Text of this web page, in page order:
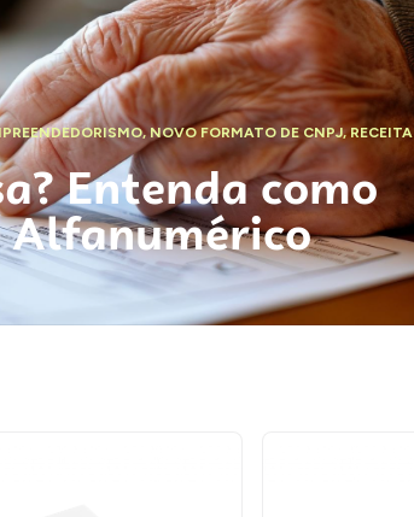
,NOVO FORMATO DE CNPJ,RECEITA
Entenda como
Alfanumérico